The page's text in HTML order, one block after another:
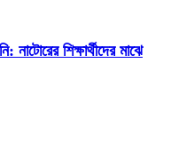
শিক্ষার্থীদের মাঝে